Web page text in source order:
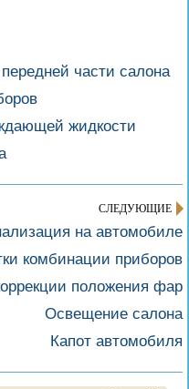
части салона
жидкости
СЛЕДУЮЩИЕ
на автомобиле
комбинации приборов
положения фар
Освещение салона
Капот автомобиля